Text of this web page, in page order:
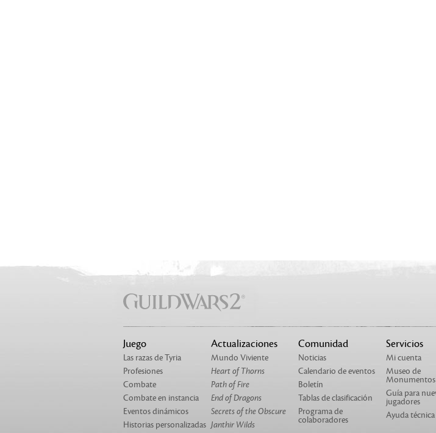
Juego
Las razas de Tyria
Profesiones
Combate
Combate en instancia
Eventos dinámicos
Historias personalizadas
Actualizaciones
Mundo Viviente
Heart of Thorns
Path of Fire
End of Dragons
Secrets of the Obscure
Janthir Wilds
Comunidad
Noticias
Calendario de eventos
Boletín
Tablas de clasificación
Programa de
colaboradores
Servicios
Mi cuenta
Museo de
Monumentos
Guía para
jugadores
Ayuda técnica